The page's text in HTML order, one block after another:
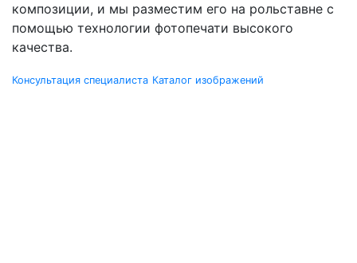
композиции, и мы разместим его на рольставне с
помощью технологии фотопечати высокого
качества.
Консультация специалиста Каталог изображений